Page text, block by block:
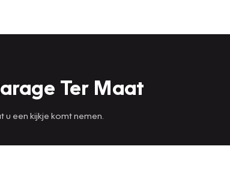
Ter Maat
een kijkje komt nemen.